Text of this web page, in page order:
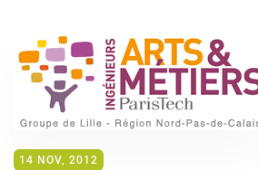
14 NOV, 2012